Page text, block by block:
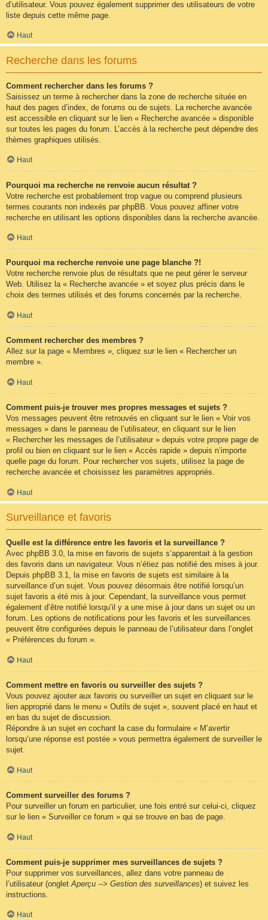
d’utilisateur. Vous pouvez également supprimer des utilisateurs de votre
liste depuis cette même page.
Haut
Recherche dans les forums
Comment rechercher dans les forums ?
Saisissez un terme à rechercher dans la zone de recherche située en
haut des pages d’index, de forums ou de sujets. La recherche avancée
est accessible en cliquant sur le lien « Recherche avancée » disponible
sur toutes les pages du forum. L’accès à la recherche peut dépendre des
thèmes graphiques utilisés.
Haut
Pourquoi ma recherche ne renvoie aucun résultat ?
Votre recherche est probablement trop vague ou comprend plusieurs
termes courants non indexés par phpBB. Vous pouvez affiner votre
recherche en utilisant les options disponibles dans la recherche avancée.
Haut
Pourquoi ma recherche renvoie une page blanche ?!
Votre recherche renvoie plus de résultats que ne peut gérer le serveur
Web. Utilisez la « Recherche avancée » et soyez plus précis dans le
choix des termes utilisés et des forums concernés par la recherche.
Haut
Comment rechercher des membres ?
Allez sur la page « Membres », cliquez sur le lien « Rechercher un
membre ».
Haut
Comment puis-je trouver mes propres messages et sujets ?
Vos messages peuvent être retrouvés en cliquant sur le lien « Voir vos
messages » dans le panneau de l’utilisateur, en cliquant sur le lien
« Rechercher les messages de l’utilisateur » depuis votre propre page de
profil ou bien en cliquant sur le lien « Accès rapide » depuis n’importe
quelle page du forum. Pour rechercher vos sujets, utilisez la page de
recherche avancée et choisissez les paramètres appropriés.
Haut
Surveillance et favoris
Quelle est la différence entre les favoris et la surveillance ?
Avec phpBB 3.0, la mise en favoris de sujets s’apparentait à la gestion
des favoris dans un navigateur. Vous n’étiez pas notifié des mises à jour.
Depuis phpBB 3.1, la mise en favoris de sujets est similaire à la
surveillance d’un sujet. Vous pouvez désormais être notifié lorsqu’un
sujet favoris a été mis à jour. Cependant, la surveillance vous permet
également d’être notifié lorsqu’il y a une mise à jour dans un sujet ou un
forum. Les options de notifications pour les favoris et les surveillances
peuvent être configurées depuis le panneau de l’utilisateur dans l’onglet
« Préférences du forum ».
Haut
Comment mettre en favoris ou surveiller des sujets ?
Vous pouvez ajouter aux favoris ou surveiller un sujet en cliquant sur le
lien approprié dans le menu « Outils de sujet », souvent placé en haut et
en bas du sujet de discussion.
Répondre à un sujet en cochant la case du formulaire « M’avertir
lorsqu’une réponse est postée » vous permettra également de surveiller le
sujet.
Haut
Comment surveiller des forums ?
Pour surveiller un forum en particulier, une fois entré sur celui-ci, cliquez
sur le lien « Surveiller ce forum » qui se trouve en bas de page.
Haut
Comment puis-je supprimer mes surveillances de sujets ?
Pour supprimer vos surveillances, allez dans votre panneau de
l’utilisateur (onglet Aperçu --> Gestion des surveillances) et suivez les
instructions.
Haut